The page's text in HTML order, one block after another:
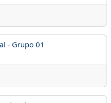
- Grupo 01